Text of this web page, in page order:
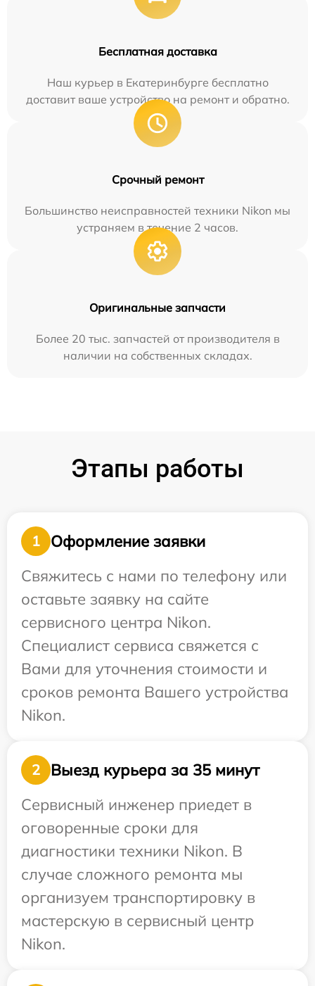
Бесплатная доставка
Наш курьер в Екатеринбурге бесплатно
доставит ваше устройство на ремонт и обратно.
Срочный ремонт
Большинство неисправностей техники Nikon мы
устраняем в течение 2 часов.
Оригинальные запчасти
Более 20 тыс. запчастей от производителя в
наличии на собственных складах.
Этапы работы
1
Оформление заявки
Свяжитесь с нами по телефону или
оставьте заявку на сайте
сервисного центра Nikon.
Специалист сервиса свяжется с
Вами для уточнения стоимости и
сроков ремонта Вашего устройства
Nikon.
2
Выезд курьера за 35 минут
Сервисный инженер приедет в
оговоренные сроки для
диагностики техники Nikon. В
случае сложного ремонта мы
организуем транспортировку в
мастерскую в сервисный центр
Nikon.